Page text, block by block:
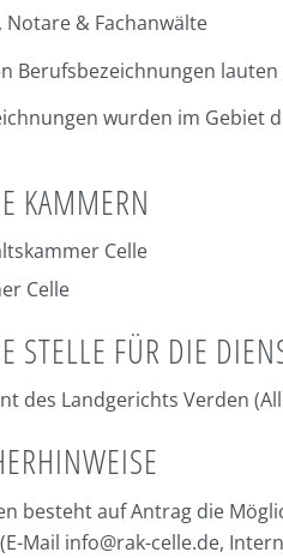
Notare & Fachanwälte
Berufsbezeichnungen lauten
wurden im Gebiet
KAMMERN
Celle
Celle
STELLE FÜR DIE
des Landgerichts Verden
besteht auf Antrag die
Mail info@rak-celle.de,